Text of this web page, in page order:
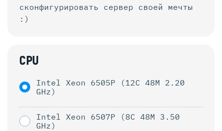
сконфигурировать сервер своей мечты
:)
CPU
Intel Xeon 6505P (12C 48M 2.20
GHz)
Intel Xeon 6507P (8C 48M 3.50
GHz)